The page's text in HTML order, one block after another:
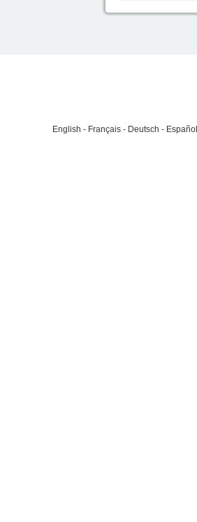
English Français Deutsch Español